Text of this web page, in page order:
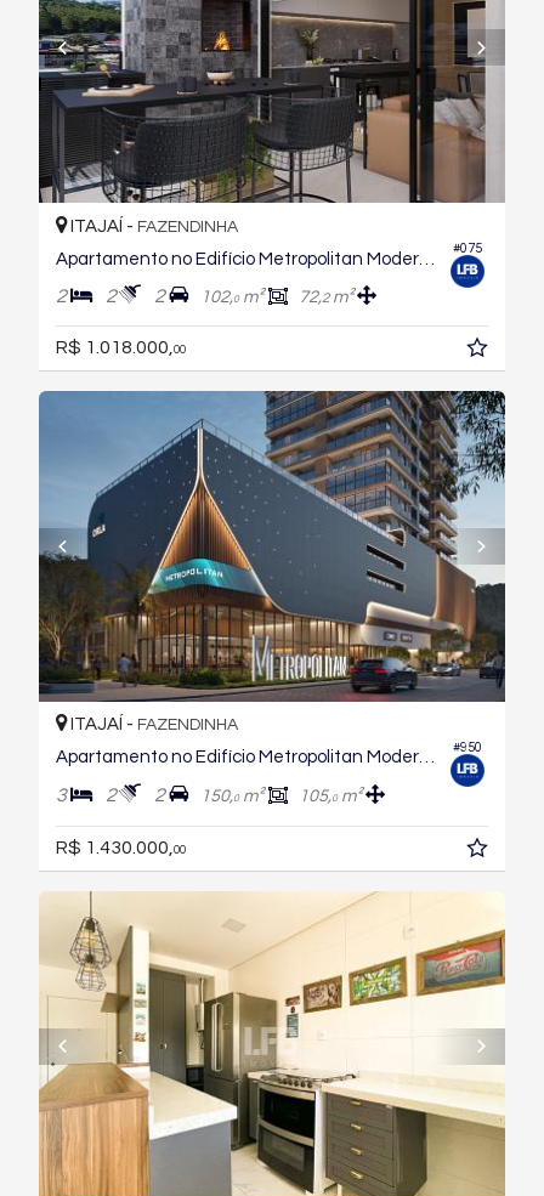
#075
ITAJAÍ - FAZENDINHA
2 2 2 102,0m² 72,2m²
R$ 1.018.000, 00
#950
ITAJAÍ - FAZENDINHA
Apartamento no Edifício Metropolitan Modern Residences
3 2 2 150,0m² 105,0m²
R$ 1.430.000, 00